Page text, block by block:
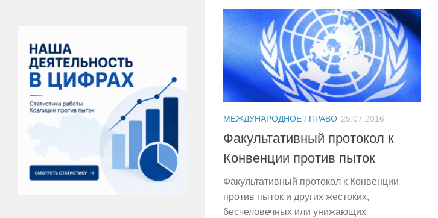
МЕЖДУНАРОДНОЕ / ПРАВО 25.07.2016
Факультативный протокол к
Конвенции против пыток
Факультативный протокол к Конвенции
против пыток и других жестоких,
бесчеловечных или унижающих